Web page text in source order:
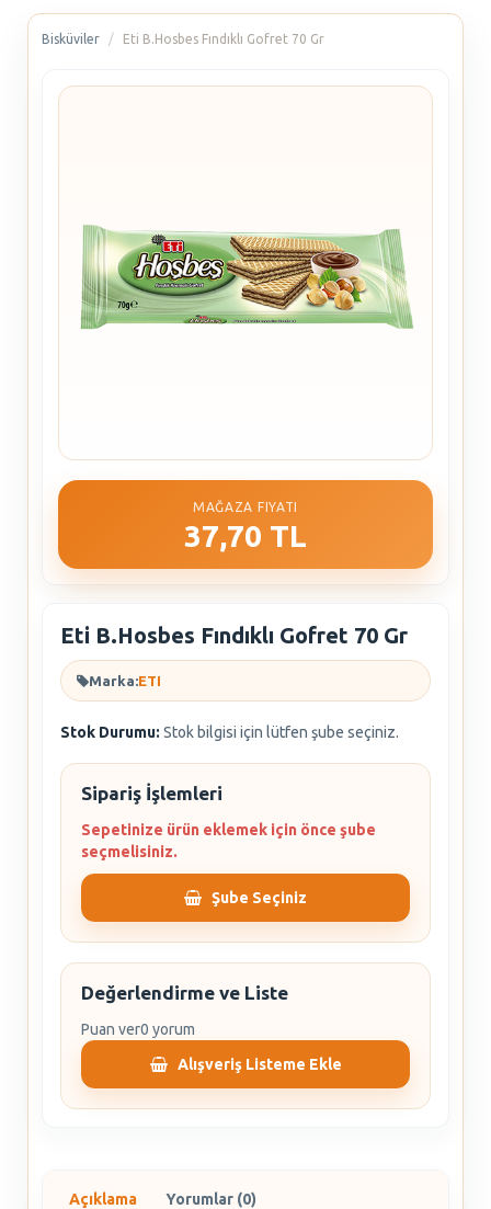
Bisküviler Eti B.Hosbes Fındıklı Gofret 70 Gr
MAĞAZA FIYATI
37,70 TL
Eti B.Hosbes Fındıklı Gofret 70 Gr
Marka:ETI
Stok Durumu: Stok bilgisi için lütfen şube seçiniz.
Sipariş İşlemleri
Sepetinize ürün eklemek için önce şube
seçmelisiniz.
Şube Seçiniz
Değerlendirme ve Liste
Puan ver0 yorum
Alışveriş Listeme Ekle
Açıklama Yorumlar (0)